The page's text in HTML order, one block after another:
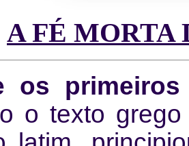
A FÉ MORTA
os
o texto